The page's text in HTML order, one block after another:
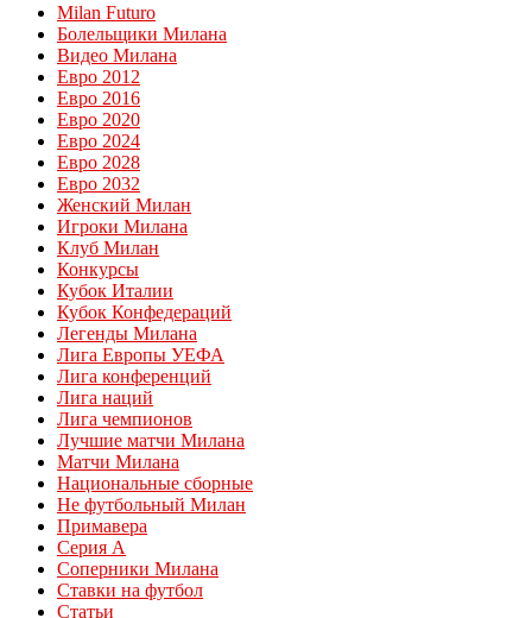
Milan Futuro
Болельщики Милана
Видео Милана
Евро 2012
Евро 2016
Евро 2020
Евро 2024
Евро 2028
Евро 2032
Женский Милан
Игроки Милана
Клуб Милан
Конкурсы
Кубок Италии
Кубок Конфедераций
Легенды Милана
Лига Европы УЕФА
Лига конференций
Лига наций
Лига чемпионов
Лучшие матчи Милана
Матчи Милана
Национальные сборные
Не футбольный Милан
Примавера
Серия А
Соперники Милана
Ставки на футбол
Статьи